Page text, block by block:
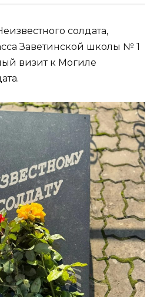
солдата,
Заветинской школы № 1
визит к Могиле